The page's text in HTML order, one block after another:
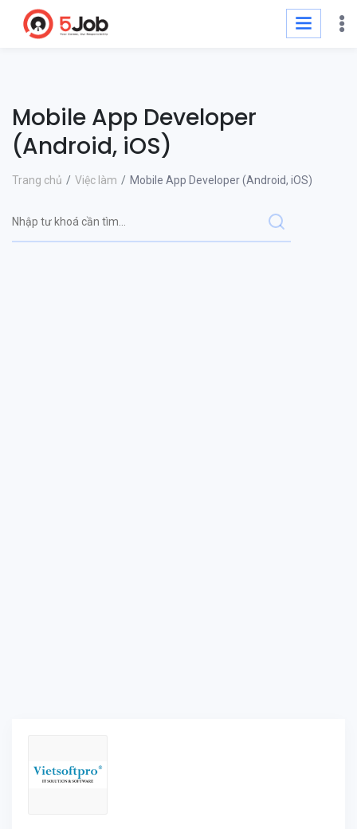
Mobile App Developer
(Android, iOS)
Trang chủ Việc làm Mobile App Developer (Android, iOS)